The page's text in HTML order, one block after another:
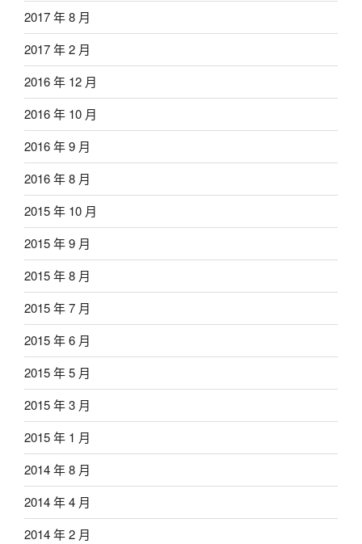
2017 年 8 月
2017 年 2 月
2016 年 12 月
2016 年 10 月
2016 年 9 月
2016 年 8 月
2015 年 10 月
2015 年 9 月
2015 年 8 月
2015 年 7 月
2015 年 6 月
2015 年 5 月
2015 年 3 月
2015 年 1 月
2014 年 8 月
2014 年 4 月
2014 年 2 月